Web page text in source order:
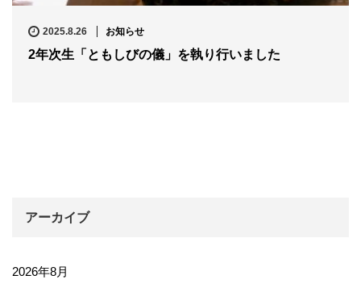
2025.8.26 お知らせ
2年次生「ともしびの儀」を執り行いました
アーカイブ
2026年8月